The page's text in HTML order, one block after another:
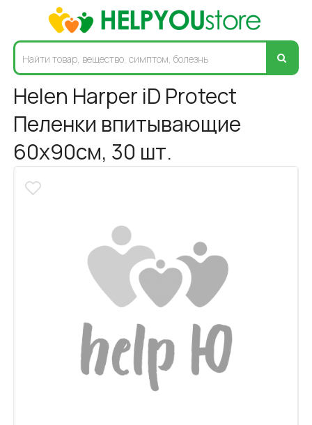
Helen Harper iD Protect
Пеленки впитывающие
60х90см, 30 шт.